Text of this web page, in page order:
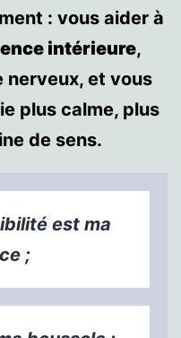
: vous aider à
intérieure,
nerveux, et vous
plus calme, plus
de sens.
est ma
;